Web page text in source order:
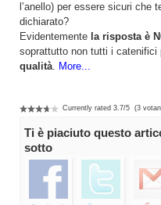
l’anello) per essere sicuri che
dichiarato?
Evidentemente la risposta è
soprattutto non tutti i catenifici
qualità. More...
Currently rated 3.7/5 (3
Ti è piaciuto questo
sotto